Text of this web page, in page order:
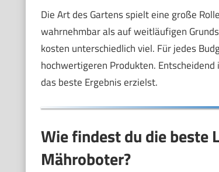
Die Art des Gartens spielt eine große
wahrnehmbar als auf weitläufigen
kosten unterschiedlich viel. Für jedes
hochwertigeren Produkten.
das beste Ergebnis erzielst.
Wie findest du die beste
Mähroboter?